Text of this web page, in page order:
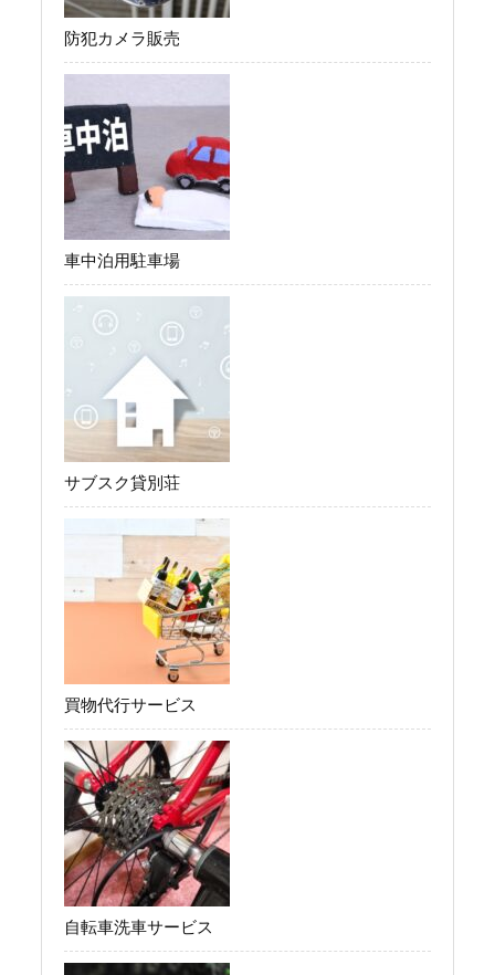
防犯カメラ販売
車中泊用駐車場
サブスク貸別荘
買物代行サービス
自転車洗車サービス